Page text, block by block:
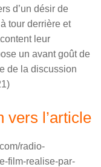
d’un désir de
tour derrière et
leur
un avant goût de
de la discussion
vers l’article
radio-
film-realise-par-